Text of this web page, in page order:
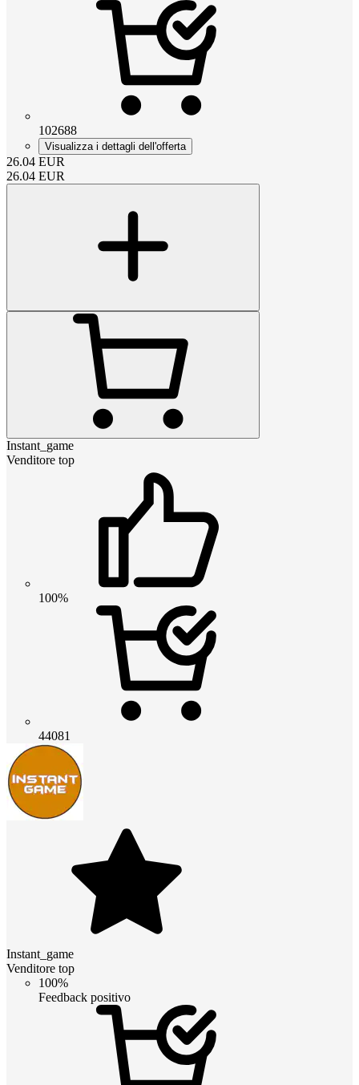
102688
Visualizza i dettagli dell'offerta
26.04 EUR
26.04 EUR
Instant_game
Venditore top
100%
44081
Instant_game
Venditore top
100%
Feedback positivo